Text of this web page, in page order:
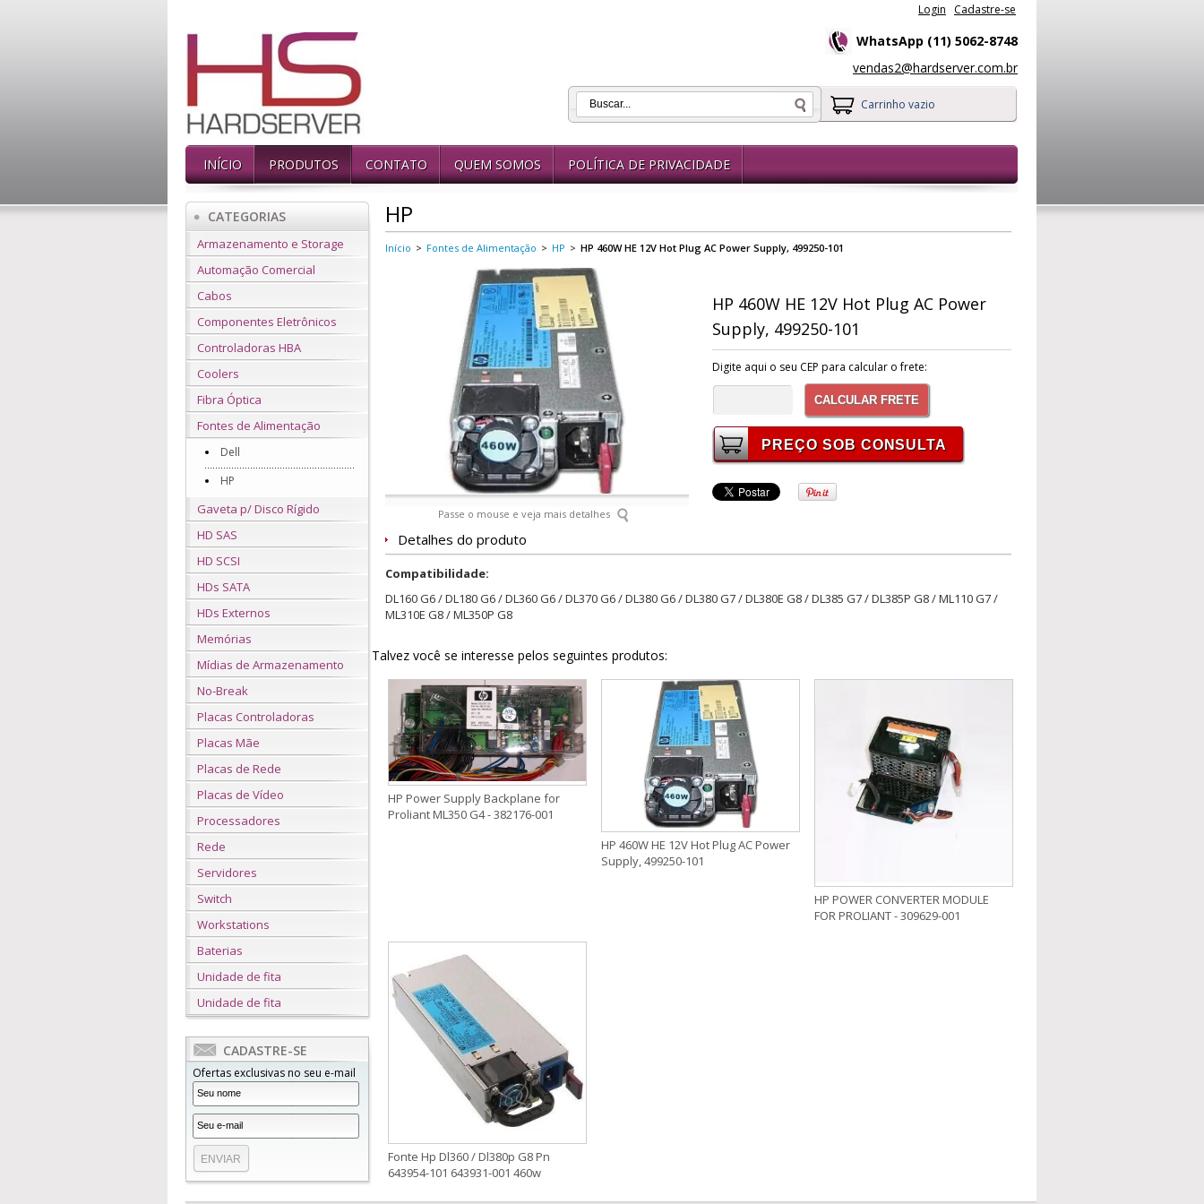
Login Cadastre-se
WhatsApp (11) 5062-8748
vendas2@hardserver.com.br
Carrinho vazio
INÍCIO PRODUTOS CONTATO QUEM SOMOS POLÍTICA DE PRIVACIDADE
CATEGORIAS
Armazenamento e Storage
Automação Comercial
Cabos
Componentes Eletrônicos
Controladoras HBA
Coolers
Fibra Óptica
Fontes de Alimentação
Dell
HP
Gaveta p/ Disco Rígido
HD SAS
HD SCSI
HDs SATA
HDs Externos
Memórias
Mídias de Armazenamento
No-Break
Placas Controladoras
Placas Mãe
Placas de Rede
Placas de Vídeo
Processadores
Rede
Servidores
Switch
Workstations
Baterias
Unidade de fita
Unidade de fita
CADASTRE-SE
Ofertas exclusivas no seu e-mail
HP
Início > Fontes de Alimentação > HP > HP 460W HE 12V Hot Plug AC Power Supply, 499250-101
Passe o mouse e veja mais detalhes
HP 460W HE 12V Hot Plug AC Power
Supply, 499250-101
Digite aqui o seu CEP para calcular o frete:
CALCULAR FRETE
Detalhes do produto
Compatibilidade:
DL160 G6 / DL180 G6 / DL360 G6 / DL370 G6 / DL380 G6 / DL380 G7 / DL380E G8 / DL385 G7 / DL385P G8 / ML110 G7 /
ML310E G8 / ML350P G8
Talvez você se interesse pelos seguintes produtos:
HP Power Supply Backplane for
Proliant ML350 G4 - 382176-001
HP 460W HE 12V Hot Plug AC Power
Supply, 499250-101
HP POWER CONVERTER MODULE
FOR PROLIANT - 309629-001
Fonte Hp Dl360 / Dl380p G8 Pn
643954-101 643931-001 460w